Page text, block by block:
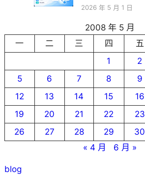
2026 年 5 月 1 日
2008 年 5 月
一
二 三 四 五
1
2
5
6 7 8 9
12
13 14 15 16
19
20 21 22 23
26
27 28 29 30
« 4 月
6 月 »
blog